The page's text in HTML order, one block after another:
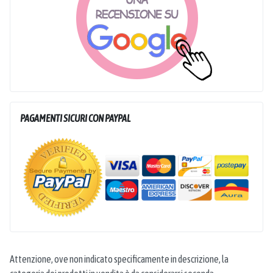
PAGAMENTI SICURI CON PAYPAL
Attenzione, ove non indicato specificamente in descrizione, la